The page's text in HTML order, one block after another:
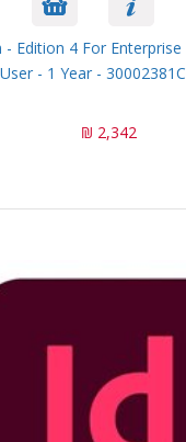
Edition 4 For Enterprise
- 1 Year -
2,342 ₪